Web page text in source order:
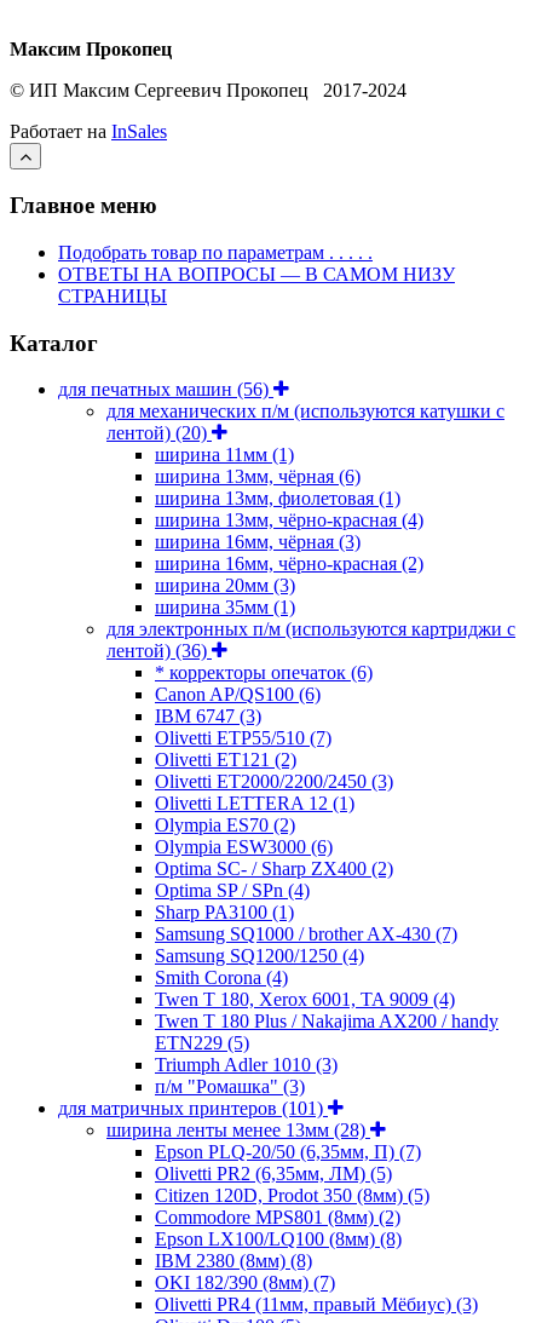
Максим Прокопец
© ИП Максим Сергеевич Прокопец 2017-2024
Работает на InSales
Главное меню
Подобрать товар по параметрам . . . . .
ОТВЕТЫ НА ВОПРОСЫ — В САМОМ НИЗУ
СТРАНИЦЫ
Каталог
для печатных машин (56)
для механических п/м (используются катушки с
лентой) (20)
ширина 11мм (1)
ширина 13мм, чёрная (6)
ширина 13мм, фиолетовая (1)
ширина 13мм, чёрно-красная (4)
ширина 16мм, чёрная (3)
ширина 16мм, чёрно-красная (2)
ширина 20мм (3)
ширина 35мм (1)
для электронных п/м (используются картриджи с
лентой) (36)
* корректоры опечаток (6)
Canon AP/QS100 (6)
IBM 6747 (3)
Olivetti ETP55/510 (7)
Olivetti ET121 (2)
Olivetti ET2000/2200/2450 (3)
Olivetti LETTERA 12 (1)
Olympia ES70 (2)
Olympia ESW3000 (6)
Optima SC- / Sharp ZX400 (2)
Optima SP / SPn (4)
Sharp PA3100 (1)
Samsung SQ1000 / brother AX-430 (7)
Samsung SQ1200/1250 (4)
Smith Corona (4)
Twen T 180, Xerox 6001, TA 9009 (4)
Twen T 180 Plus / Nakajima AX200 / handy
ETN229 (5)
Triumph Adler 1010 (3)
п/м "Ромашка" (3)
для матричных принтеров (101)
ширина ленты менее 13мм (28)
Epson PLQ-20/50 (6,35мм, П) (7)
Olivetti PR2 (6,35мм, ЛМ) (5)
Citizen 120D, Prodot 350 (8мм) (5)
Commodore MPS801 (8мм) (2)
Epson LX100/LQ100 (8мм) (8)
IBM 2380 (8мм) (8)
OKI 182/390 (8мм) (7)
Olivetti PR4 (11мм, правый Мёбиус) (3)